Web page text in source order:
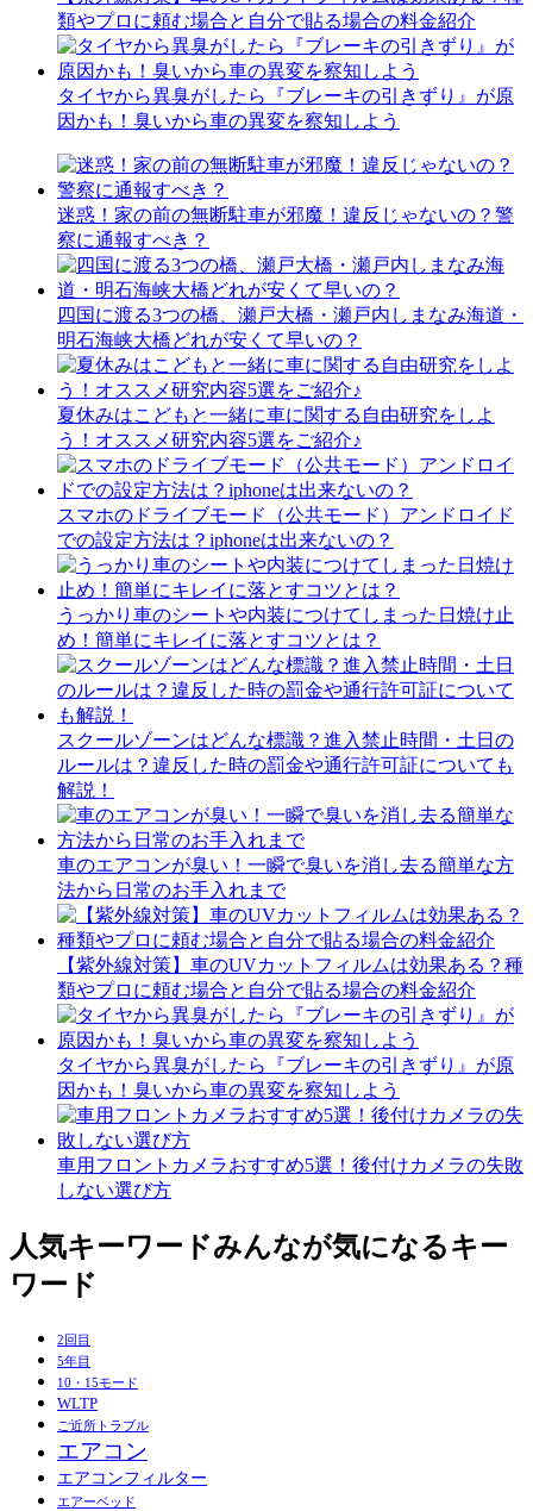
類やプロに頼む場合と自分で貼る場合の料金紹介
タイヤから異臭がしたら『ブレーキの引きずり』が原
因かも！臭いから車の異変を察知しよう
迷惑！家の前の無断駐車が邪魔！違反じゃないの？警
察に通報すべき？
四国に渡る3つの橋、瀬戸大橋・瀬戸内しまなみ海道・
明石海峡大橋どれが安くて早いの？
夏休みはこどもと一緒に車に関する自由研究をしよ
う！オススメ研究内容5選をご紹介♪
スマホのドライブモード（公共モード）アンドロイド
での設定方法は？iphoneは出来ないの？
うっかり車のシートや内装につけてしまった日焼け止
め！簡単にキレイに落とすコツとは？
スクールゾーンはどんな標識？進入禁止時間・土日の
ルールは？違反した時の罰金や通行許可証についても
解説！
車のエアコンが臭い！一瞬で臭いを消し去る簡単な方
法から日常のお手入れまで
【紫外線対策】車のUVカットフィルムは効果ある？種
類やプロに頼む場合と自分で貼る場合の料金紹介
タイヤから異臭がしたら『ブレーキの引きずり』が原
因かも！臭いから車の異変を察知しよう
車用フロントカメラおすすめ5選！後付けカメラの失敗
しない選び方
人気キーワードみんなが気になるキー
ワード
2回目
5年目
10・15モード
WLTP
ご近所トラブル
エアコン
エアコンフィルター
エアーベッド